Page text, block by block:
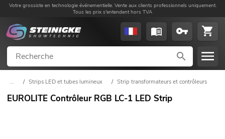
Votre grossiste en technologie événementielle. Vente aux clients professionnels uniquement.
Tous les prix s'entendent hors TVA
... / Strips LED et tubes lumineux / Strip transformateurs et contrôleurs
EUROLITE Contrôleur RGB LC-1 LED Strip